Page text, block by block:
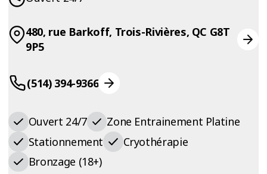
480, rue Barkoff, Trois-Rivières, QC G8T
9P5
(514) 394-9366
Ouvert 24/7
Zone Entrainement Platine
Stationnement
Cryothérapie
Bronzage (18+)